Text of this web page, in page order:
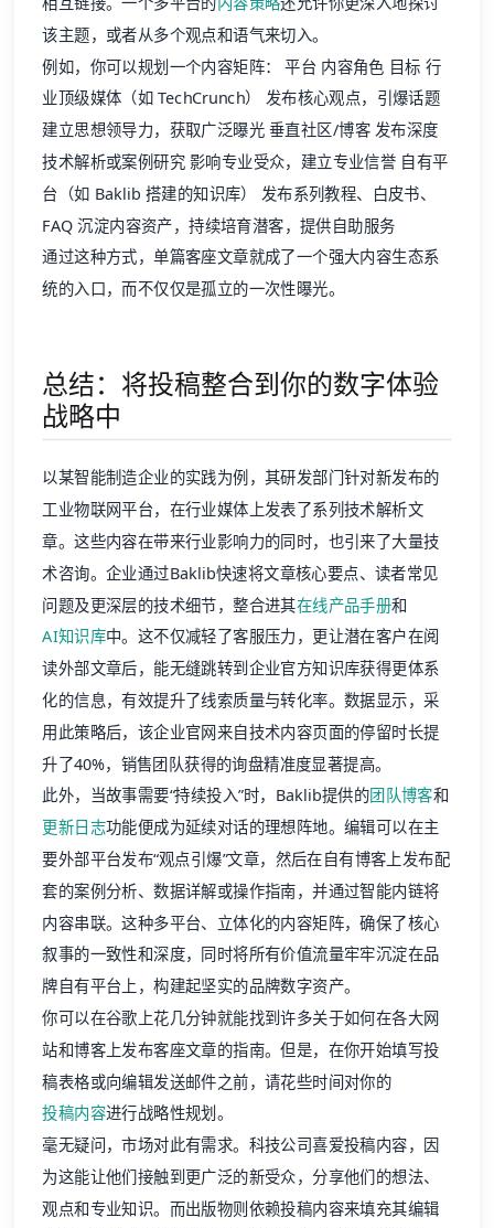
该主题，或者从多个观点和语气来切入。
例如，你可以规划一个内容矩阵： 平台 内容角色 目标 行
业顶级媒体（如 TechCrunch） 发布核心观点，引爆话题
建立思想领导力，获取广泛曝光 垂直社区/博客 发布深度
技术解析或案例研究 影响专业受众，建立专业信誉 自有平
台（如 Baklib 搭建的知识库） 发布系列教程、白皮书、
FAQ 沉淀内容资产，持续培育潜客，提供自助服务
通过这种方式，单篇客座文章就成了一个强大内容生态系
统的入口，而不仅仅是孤立的一次性曝光。
总结：将投稿整合到你的数字体验
战略中
以某智能制造企业的实践为例，其研发部门针对新发布的
工业物联网平台，在行业媒体上发表了系列技术解析文
章。这些内容在带来行业影响力的同时，也引来了大量技
术咨询。企业通过Baklib快速将文章核心要点、读者常见
问题及更深层的技术细节，整合进其在线产品手册和
AI知识库中。这不仅减轻了客服压力，更让潜在客户在阅
读外部文章后，能无缝跳转到企业官方知识库获得更体系
化的信息，有效提升了线索质量与转化率。数据显示，采
用此策略后，该企业官网来自技术内容页面的停留时长提
升了40%，销售团队获得的询盘精准度显著提高。
此外，当故事需要“持续投入”时，Baklib提供的团队博客和
更新日志功能便成为延续对话的理想阵地。编辑可以在主
要外部平台发布“观点引爆”文章，然后在自有博客上发布配
套的案例分析、数据详解或操作指南，并通过智能内链将
内容串联。这种多平台、立体化的内容矩阵，确保了核心
叙事的一致性和深度，同时将所有价值流量牢牢沉淀在品
牌自有平台上，构建起坚实的品牌数字资产。
你可以在谷歌上花几分钟就能找到许多关于如何在各大网
站和博客上发布客座文章的指南。但是，在你开始填写投
稿表格或向编辑发送邮件之前，请花些时间对你的
投稿内容进行战略性规划。
毫无疑问，市场对此有需求。科技公司喜爱投稿内容，因
为这能让他们接触到更广泛的新受众，分享他们的想法、
观点和专业知识。而出版物则依赖投稿内容来填充其编辑